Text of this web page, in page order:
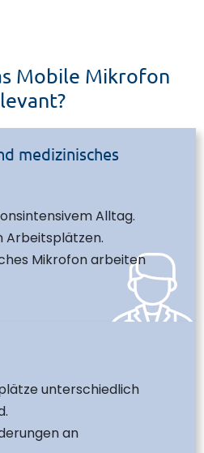
Mobile Mikrofon
medizinisches
Alltag.
Arbeitsplätzen.
Mikrofon arbeiten
unterschiedlich
an